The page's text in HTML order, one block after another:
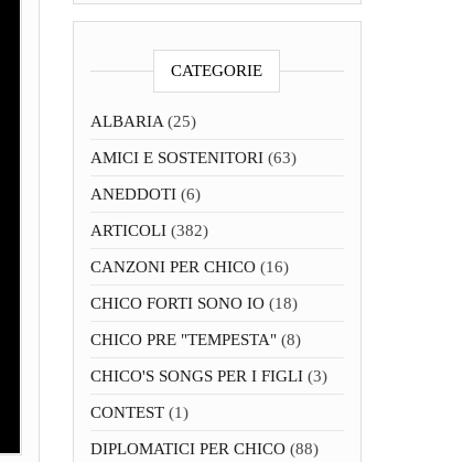
CATEGORIE
ALBARIA(25)
AMICI E SOSTENITORI(63)
ANEDDOTI(6)
ARTICOLI(382)
CANZONI PER CHICO(16)
CHICO FORTI SONO IO(18)
CHICO PRE "TEMPESTA"(8)
CHICO'S SONGS PER I FIGLI(3)
CONTEST(1)
DIPLOMATICI PER CHICO(88)